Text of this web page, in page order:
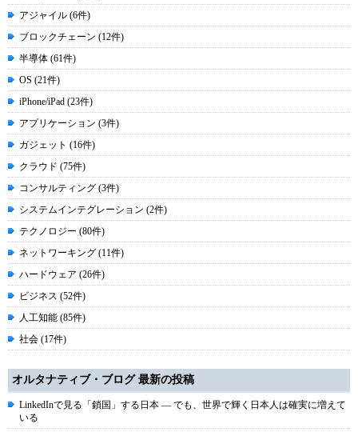
アジャイル (6件)
ブロックチェーン (12件)
半導体 (61件)
OS (21件)
iPhone/iPad (23件)
アプリケーション (3件)
ガジェット (16件)
クラウド (75件)
コンサルティング (3件)
システムインテグレーション (2件)
テクノロジー (80件)
ネットワーキング (11件)
ハードウェア (26件)
ビジネス (52件)
人工知能 (85件)
社会 (17件)
オルタナティブ・ブログ 最新の投稿
LinkedInで見る「鎖国」する日本 ― でも、世界で輝く日本人は確実に増えて
いる